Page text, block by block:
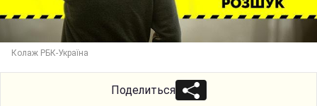
Колаж РБК-Україна
Поделиться